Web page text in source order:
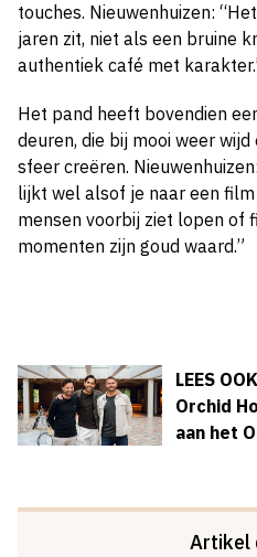
touches. Nieuwenhuizen:
jaren zit, niet als een bruine
authentiek café met
Het pand heeft bovendien
deuren, die bij mooi weer
sfeer creëren.
lijkt wel alsof je naar een
mensen voorbij ziet lopen of
momenten zijn goud waard.”
LEES OOK
Orchid
aan het
Artikel